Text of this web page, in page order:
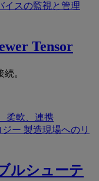
イスの監視と管理
Tensor
。
柔軟、連携
ジー 製造現場へのリ
ルシューテ